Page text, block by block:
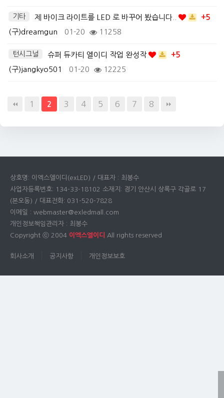
기타 제 바이크 라이트를 LED 로 바꾸어 봤습니다..
+5
(구)dreamgun
01-20 11258
턴시그널 슈퍼 듀카티 엘이디 작업 완성작
+5
(구)jangkyo501
01-20 12225
1 2 3 4 5 6 7 8
상호명: 이엑스엘이디(exLED) / 대표자 : 최봉수
사업자등록번호: 134-33-18102 소재지: 경기 안산시 상록구 각골로 17
(본오동) / 대표전화: 031-520-7828
이메일 : webmaster@exledmall.com
개인정보책임관리자 : 최봉수
Copyright ⓒ 2004 이엑스엘이디 All rights reserved
회사소개 공지사항 개인정보보호